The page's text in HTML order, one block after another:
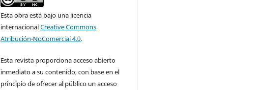
Esta obra está bajo una licencia
internacionalCreative Commons
Atribución-NoComercial 4.0.
Esta revista proporciona acceso abierto
inmediato a su contenido, con base en el
principio de ofrecer al público un acceso